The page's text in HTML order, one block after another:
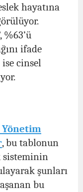
hayatına
%63’ü
ifade
ise cinsel
Yönetim
, bu tablonun
sisteminin
şunları
bu